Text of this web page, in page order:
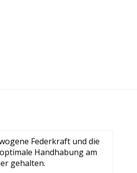
Federkraft und die
Handhabung am
gehalten.